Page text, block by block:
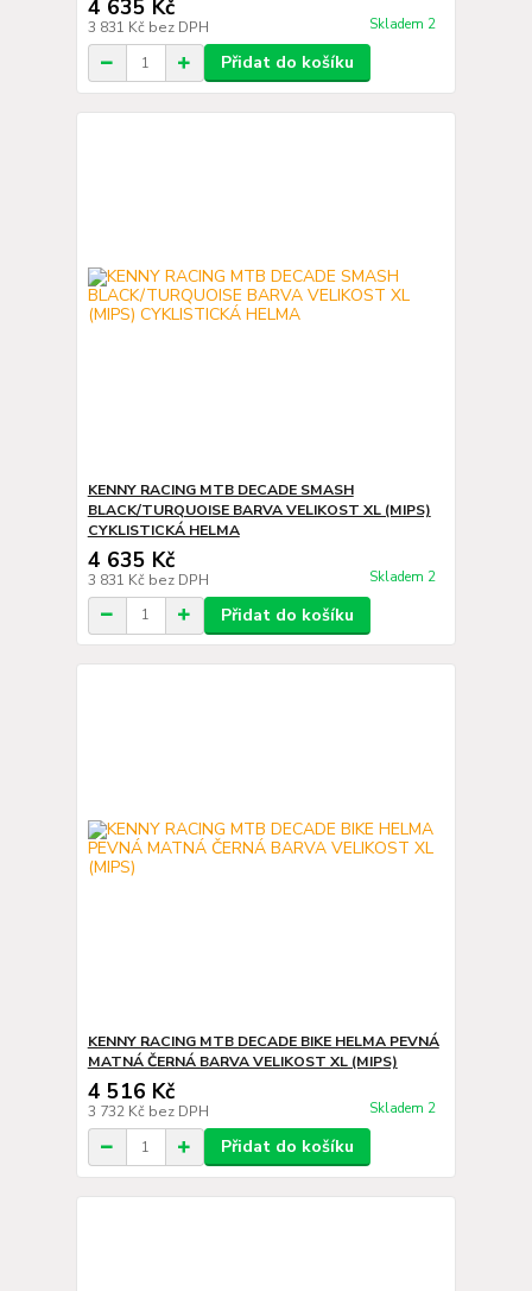
4 635 Kč
3 831 Kč bez DPH Skladem 2
Přidat do košíku
KENNY RACING MTB DECADE SMASH
BLACK/TURQUOISE BARVA VELIKOST XL (MIPS)
CYKLISTICKÁ HELMA
4 635 Kč
3 831 Kč bez DPH Skladem 2
Přidat do košíku
KENNY RACING MTB DECADE BIKE HELMA PEVNÁ
MATNÁ ČERNÁ BARVA VELIKOST XL (MIPS)
4 516 Kč
3 732 Kč bez DPH Skladem 2
Přidat do košíku